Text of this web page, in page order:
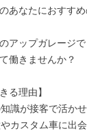
なたにおすすめ
アップガレージで
働きませんか？
る理由】
識が接客で活か
カスタム車に出